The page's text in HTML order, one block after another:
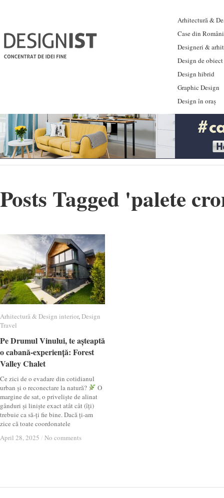
Arhitectură &
Case din
Designeri &
Design de obiect
Design hibrid
Graphic Design
Design în oraș
Posts Tagged 'palete
Arhitectură & Design interior,Design
Travel
Pe Drumul Vinului, te așteaptă
o cabană-experiență: Forest
Valley Chalet
Ce zici de o evadare din cotidianul
urban și o reconectare la natură?
O
margine de sat, o priveliște de alinat
gânduri și liniște exact atât cât (îți)
trebuie ca să-ți fie bine. Dacă ți-am
zice că toate coordonatele
April 28, 2025 / No comments
Arhitectură & Design interior Design
Travel
Pe Drumul Vinului, te așteaptă
o cabană-experiență: Forest
Valley Chalet
April 28, 2025 / No comments